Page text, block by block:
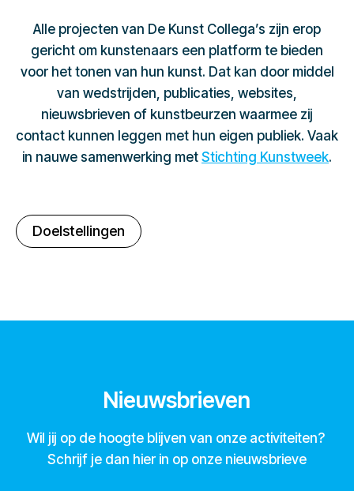
Alle projecten van De Kunst Collega’s zijn erop
gericht om kunstenaars een platform te bieden
voor het tonen van hun kunst. Dat kan door middel
van wedstrijden, publicaties, websites,
nieuwsbrieven of kunstbeurzen waarmee zij
contact kunnen leggen met hun eigen publiek. Vaak
in nauwe samenwerking met Stichting Kunstweek.
Doelstellingen
Nieuwsbrieven
Wil jij op de hoogte blijven van onze activiteiten?
Schrijf je dan hier in op onze nieuwsbrieve